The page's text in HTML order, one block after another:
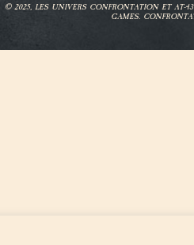
© 2025, LES UNIVERS CONFRONTATION ET AT-
GAMES.